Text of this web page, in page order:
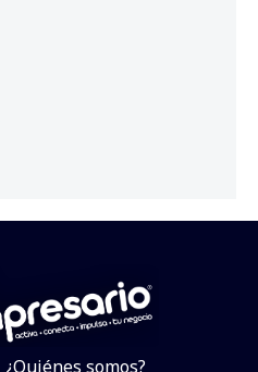
¿Quiénes somos?